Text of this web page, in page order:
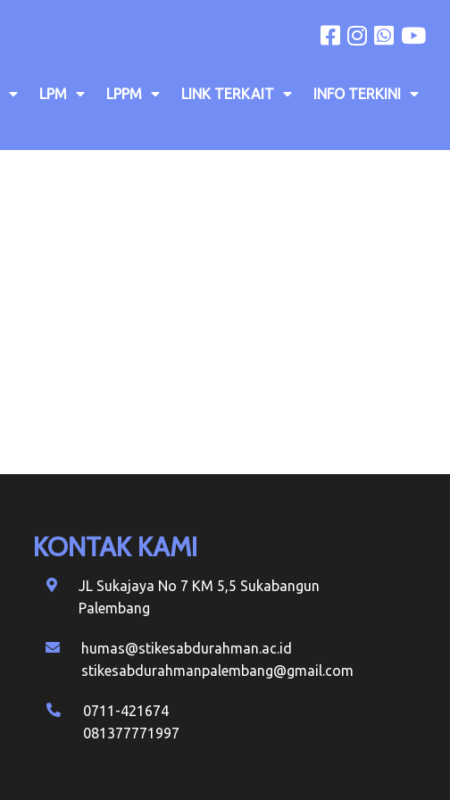
LPM LPPM LINK TERKAIT INFO TERKINI
KONTAK KAMI
JL Sukajaya No 7 KM 5,5 Sukabangun
Palembang
humas@stikesabdurahman.ac.id
stikesabdurahmanpalembang@gmail.com
0711-421674
081377771997